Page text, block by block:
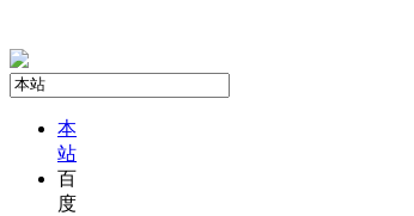
本
站
百
度